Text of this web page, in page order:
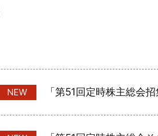
NEW 「第51回定時株主総会